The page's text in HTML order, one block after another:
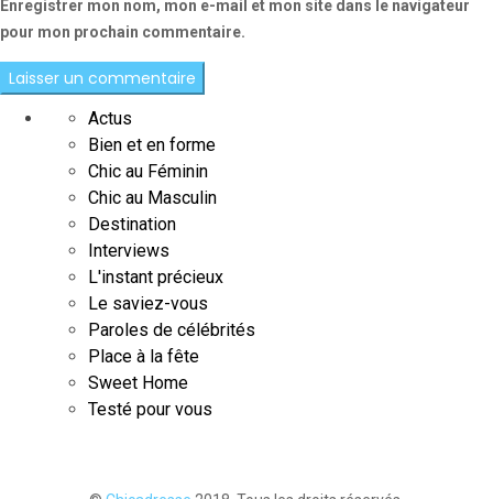
Enregistrer mon nom, mon e-mail et mon site dans le navigateur
pour mon prochain commentaire.
Actus
Bien et en forme
Chic au Féminin
Chic au Masculin
Destination
Interviews
L'instant précieux
Le saviez-vous
Paroles de célébrités
Place à la fête
Sweet Home
Testé pour vous